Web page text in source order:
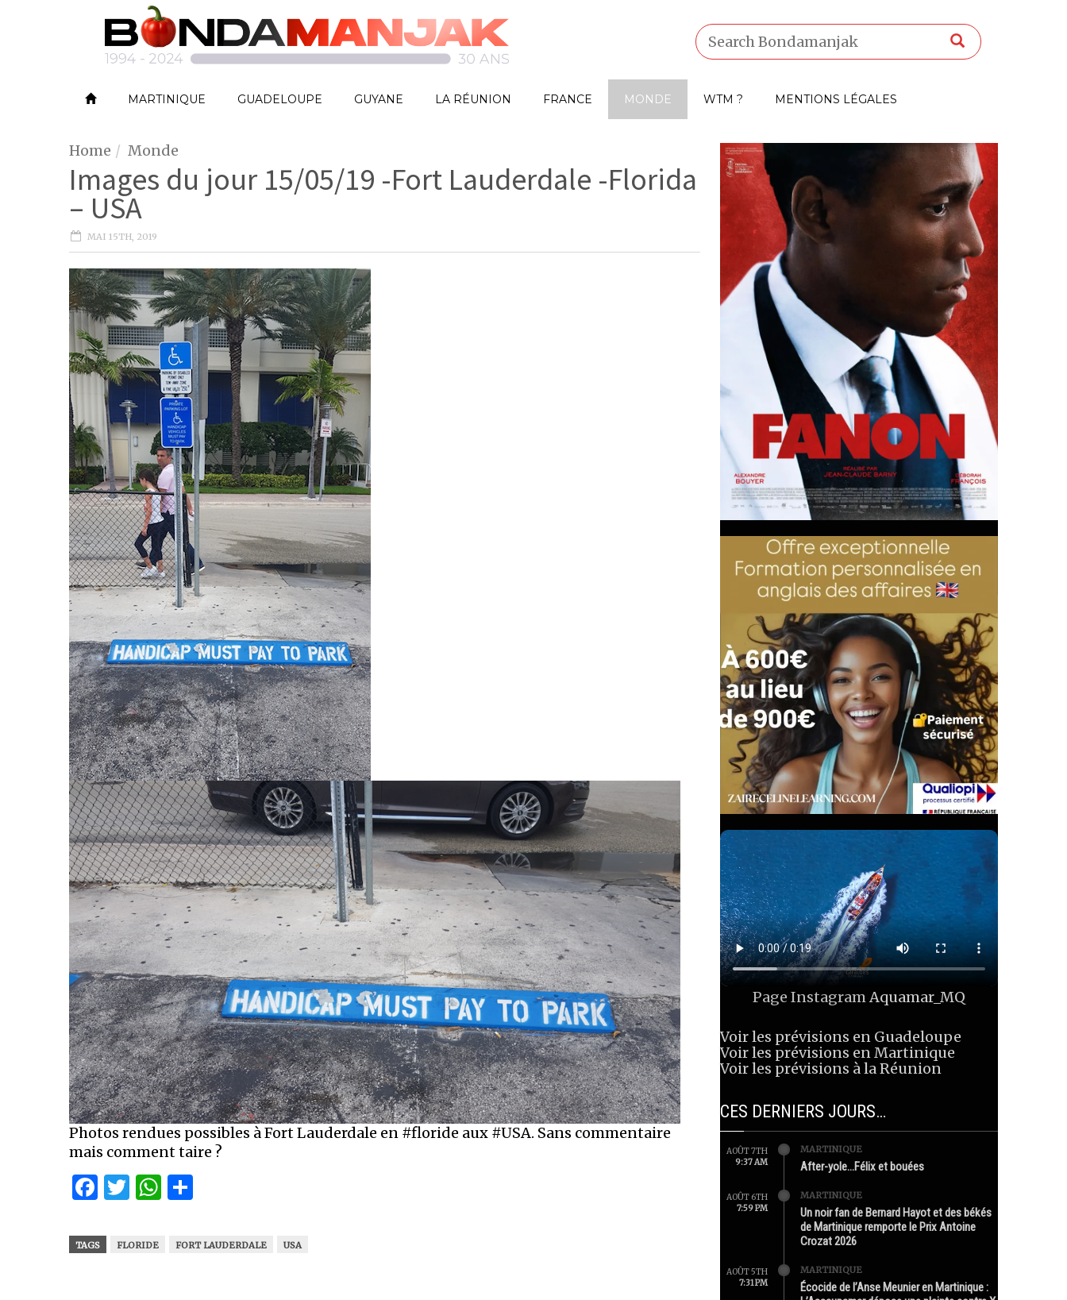
MARTINIQUE GUADELOUPE GUYANE LA RÉUNION FRANCE MONDE WTM ? MENTIONS LÉGALES
Home Monde
Images du jour 15/05/19 -Fort Lauderdale -Florida
– USA
MAI 15TH, 2019
Photos rendues possibles à Fort Lauderdale en #floride aux #USA. Sans commentaire
mais comment taire ?
Facebook
Twitter
WhatsApp
TAGS FLORIDE FORT LAUDERDALE USA
Page InstagramAquamar_MQ
Voir les prévisions en Guadeloupe
Voir les prévisions en Martinique
Voir les prévisions à la Réunion
CES DERNIERS JOURS…
AOÛT 7TH
9:37 AM
MARTINIQUE
After-yole…Félix et bouées
AOÛT 6TH
7:59 PM
MARTINIQUE
Un noir fan de Bernard Hayot et des békés
de Martinique remporte le Prix Antoine
Crozat 2026
AOÛT 5TH
7:31 PM
MARTINIQUE
Écocide de l’Anse Meunier en Martinique :